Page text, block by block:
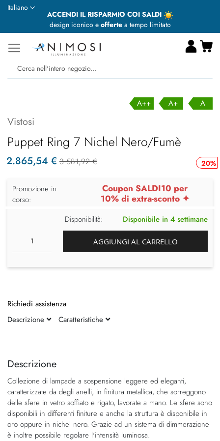
ACCENDI IL RISPARMIO COI SALDI
design iconico e offertea tempo limitato
Lingua
Italiano
fine
galleria
di
immagini
della
di
immagini
Descrizione
Collezione di lampade a sospensione leggere ed eleganti,
caratterizzate da degli anelli, in finitura metallica, che sorreggono
delle sfere in vetro soffiato e rigato, lavorate a mano. Le sfere sono
disponibili in differenti finiture e anche la struttura è disponibile in
oro oppure in nichel nero. Grazie ad un sistema di dimmerazione
è inoltre possibile regolare l'intensità luminosa.
A++ A+ A
Vistosi
Puppet Ring 7 Nichel Nero/Fumè
20%
2.865,54 € 3.581,92 €
Promozione in
corso:
Coupon SALDI10 per
10% di extra-sconto ✦
Disponibilità: Disponibile in 4 settimane
AGGIUNGI AL CARRELLO
Richiedi assistenza
Descrizione
Caratteristiche